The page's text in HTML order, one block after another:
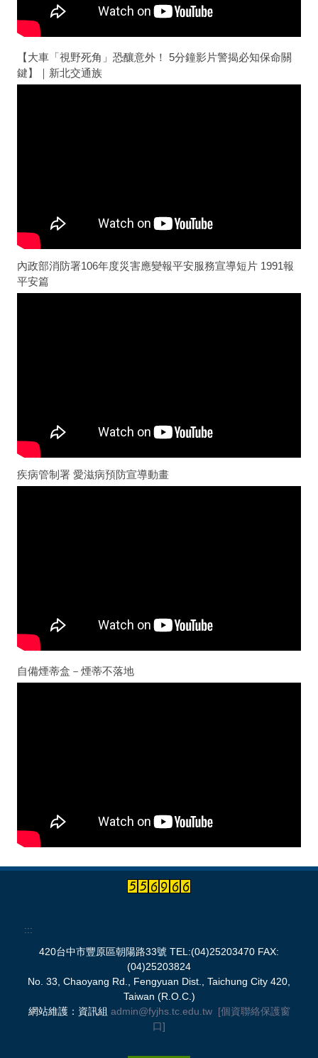
【大車「視野死角」恐釀意外！ 5分鐘影片警揭必知保命關
鍵】｜新北交通族
內政部消防署106年度災害應變報平安服務宣導短片 1991報
平安篇
疾病管制署 愛滋病預防宣導動畫
自備煙蒂盒－煙蒂不落地
:::
420台中市豐原區朝陽路33號 TEL:(04)25203470 FAX:
(04)25203824
No. 33, Chaoyang Rd., Fengyuan Dist., Taichung City 420,
Taiwan (R.O.C.)
網站維護：資訊組 admin@fyjhs.tc.edu.tw [個資聯絡保護窗
口]